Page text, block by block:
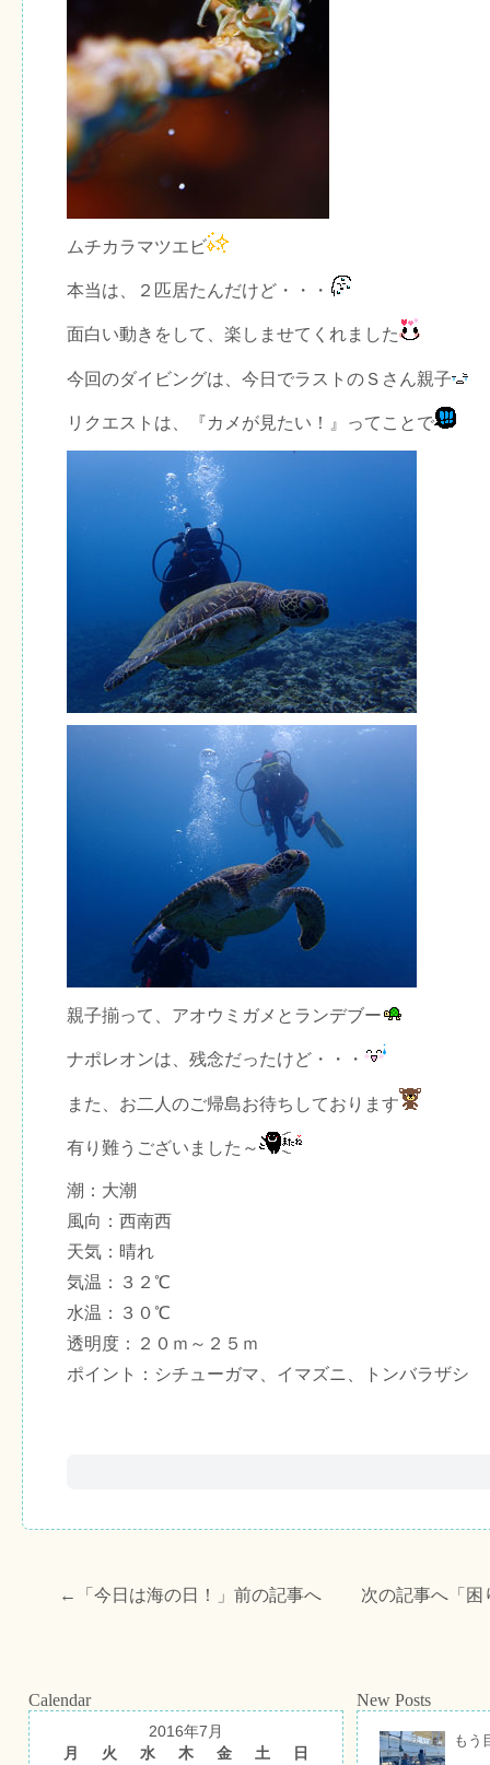
ムチカラマツエビ
本当は、２匹居たんだけど・・・
面白い動きをして、楽しませてくれました
今回のダイビングは、今日でラストのＳさん親子
リクエストは、『カメが見たい！』ってことで
親子揃って、アオウミガメとランデブー
ナポレオンは、残念だったけど・・・
また、お二人のご帰島お待ちしております
有り難うございました～
潮：大潮
風向：西南西
天気：晴れ
気温：３２℃
水温：３０℃
透明度：２０ｍ～２５ｍ
ポイント：シチューガマ、イマズニ、トンバラザシ
←「 今日は海の日！ 」前の記事へ 次の記事へ「 困
Calendar
2016年7月
月
火 水 木 金 土
日
New Posts
もう